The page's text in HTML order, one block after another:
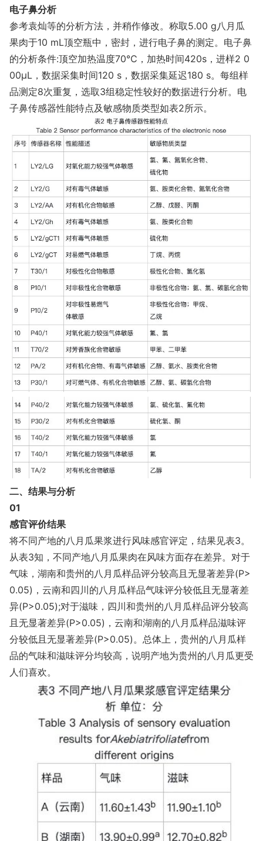
电子鼻分析
参考袁灿等的分析方法，并稍作修改。称取5.00 g八月瓜
果肉于10 mL顶空瓶中，密封，进行电子鼻的测定。电子鼻
的分析条件:顶空加热温度70℃，加热时间420s，进样2 0
00μL，数据采集时间120 s，数据采集延迟180 s。每组样
品测定8次重复，选取3组稳定性较好的数据进行分析。电
子鼻传感器性能特点及敏感物质类型如表2所示。
二、结果与分析
01
感官评价结果
将不同产地的八月瓜果浆进行风味感官评定，结果见表3。
从表3知，不同产地八月瓜果肉在风味方面存在差异。对于
气味，湖南和贵州的八月瓜样品评分较高且无显著差异(P>
0.05)，云南和四川的八月瓜样品气味评分较低且无显著差
异(P>0.05);对于滋味，四川和贵州的八月瓜样品评分较高
且无显著差异(P>0.05)，云南和湖南的八月瓜样品滋味评
分较低且无显著差异(P>0.05)。总体上，贵州的八月瓜样
品的气味和滋味评分均较高，说明产地为贵州的八月瓜更受
人们喜欢。